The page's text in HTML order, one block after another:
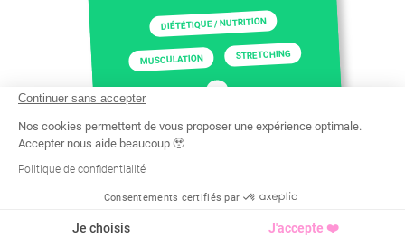
DIÉTÉTIQUE / NUTRITION
MUSCULATION STRETCHING
Continuer sans accepter
Nos cookies permettent de vous proposer une expérience optimale.
Accepter nous aide beaucoup 🥹
Politique de confidentialité
Consentements certifiés par
Je choisis J'accepte ❤️